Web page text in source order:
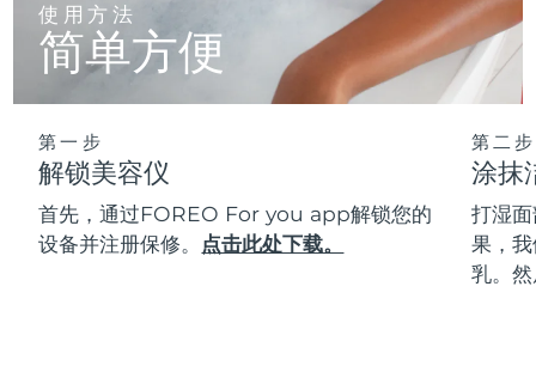
使用方法
简单方便
第一步
解锁美容仪
首先，通过FOREO For you app解锁您的
设备并注册保修。 点击此处下载。
第二步
涂抹
打湿
果，
乳。